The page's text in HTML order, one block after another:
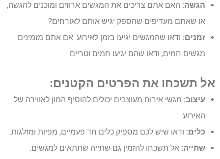
הגשה: האם אתם צריכים את המגשים ארוזים ומוכנים להגשה,
או שאתם מעדיפים שהספק יגיש אותם לאורחים?
זמנים: ודאו שהמגשים יגיעו בזמן לאירוע. אם אתם מזמינים
מגשים חמים, ודאו שהם יגיעו חמים וטריים.
אל תשכחו את הפרטים הקטנים:
עיצוב: מגשי אירוח מעוצבים יכולים להוסיף המון לאווירה של
האירוע.
כלים: ודאו שיש לכם מספיק כלים חד פעמיים, מפיות ומזלגות.
שתייה: אל תשכחו להזמין גם שתייה שתתאים למגשים.